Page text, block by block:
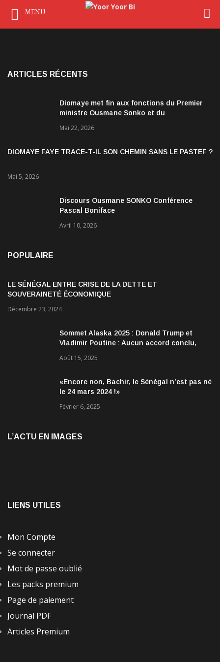
ARTICLES RÉCENTS
Diomaye met fin aux fonctions du Premier
ministre Ousmane Sonko et du
Mai 22, 2026
DIOMAYE FAYE TRACE-T-IL SON CHEMIN SANS LE PASTEF ?
Mai 5, 2026
Discours Ousmane SONKO Conférence
Pascal Boniface
Avril 10, 2026
POPULAIRE
LE SÉNÉGAL ENTRE CRISE DE LA DETTE ET
SOUVERAINETÉ ÉCONOMIQUE
Décembre 23, 2024
Sommet Alaska 2025 : Donald Trump et
Vladimir Poutine : Aucun accord conclu,
encourageantes
Août 15, 2025
«Encore non, Bachir, le Sénégal n’est pas né
le 24 mars 2024 !»
Février 6, 2025
L’ACTU EN IMAGES
LIENS UTILES
Mon Compte
Se connecter
Mot de passe oublié
Les packs premium
Page de paiement
Journal PDF
Articles Premium
MENU